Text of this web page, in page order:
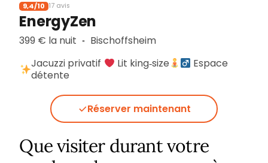
9,4/10 17 avis
EnergyZen
399 € la nuit ▪︎ Bischoffsheim
Jacuzzi privatif
Lit king‑size
Espace
détente
Réserver maintenant
Que visiter durant votre